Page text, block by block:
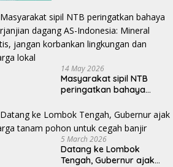
14 May 2026
Masyarakat sipil NTB
peringatkan bahaya
Indonesia: Mineral kritis,
jangan korbankan
lingkungan dan warga
lokal
5 March 2026
Datang ke Lombok
Tengah, Gubernur ajak